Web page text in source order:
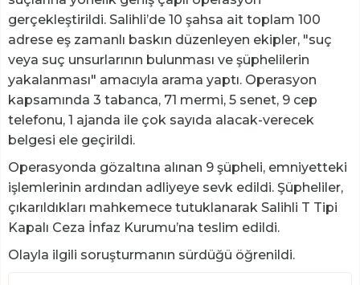
gerçekleştirildi. Salihli’de 10 şahsa ait toplam 100
adrese eş zamanlı baskın düzenleyen ekipler, "suç
veya suç unsurlarının bulunması ve şüphelilerin
yakalanması" amacıyla arama yaptı. Operasyon
kapsamında 3 tabanca, 71 mermi, 5 senet, 9 cep
telefonu, 1 ajanda ile çok sayıda alacak-verecek
belgesi ele geçirildi.
Operasyonda gözaltına alınan 9 şüpheli, emniyetteki
işlemlerinin ardından adliyeye sevk edildi. Şüpheliler,
çıkarıldıkları mahkemece tutuklanarak Salihli T Tipi
Kapalı Ceza İnfaz Kurumu’na teslim edildi.
Olayla ilgili soruşturmanın sürdüğü öğrenildi.